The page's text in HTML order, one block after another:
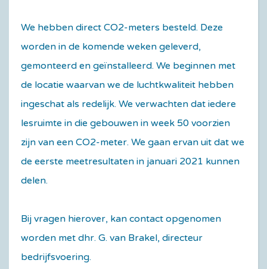
We hebben direct CO2-meters besteld. Deze
worden in de komende weken geleverd,
gemonteerd en geïnstalleerd. We beginnen met
de locatie waarvan we de luchtkwaliteit hebben
ingeschat als redelijk. We verwachten dat iedere
lesruimte in die gebouwen in week 50 voorzien
zijn van een CO2-meter. We gaan ervan uit dat we
de eerste meetresultaten in januari 2021 kunnen
delen.
Bij vragen hierover, kan contact opgenomen
worden met dhr. G. van Brakel, directeur
bedrijfsvoering.